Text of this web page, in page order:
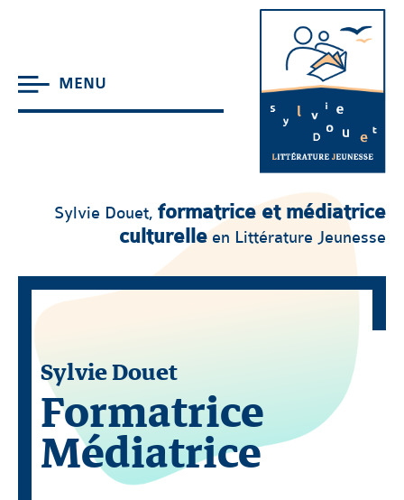
MENU
Sylvie Douet, formatrice et médiatrice
culturelle en Littérature Jeunesse
Sylvie Douet
Formatrice
Médiatrice